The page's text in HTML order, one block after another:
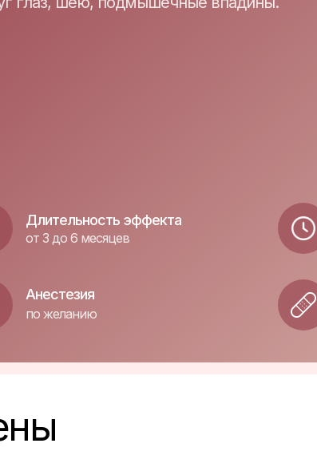
Длительность эффекта
Анестезия
от 3 до 6 месяцев
по желанию